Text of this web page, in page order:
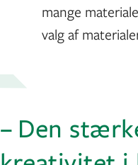
mange
valg af
– Den